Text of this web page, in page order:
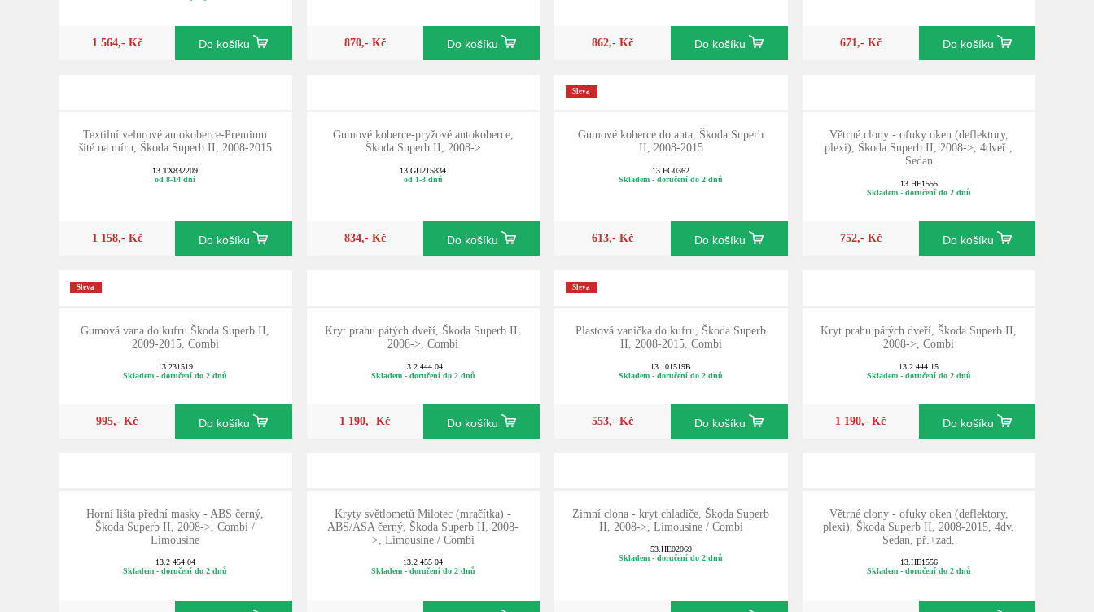
1 564,- Kč Do košíku 870,- Kč Do košíku 862,- Kč Do košíku 671,- Kč Do košíku
Textilní velurové autokoberce-Premium
šité na míru, Škoda Superb II, 2008-2015
13.TX832209
od 8-14 dní
1 158,- Kč Do košíku
Gumové koberce-pryžové autokoberce,
Škoda Superb II, 2008->
13.GU215834
od 1-3 dnů
834,- Kč Do košíku
Sleva
Gumové koberce do auta, Škoda Superb
II, 2008-2015
13.FG0362
Skladem - doručení do 2 dnů
613,- Kč Do košíku
Větrné clony - ofuky oken (deflektory,
plexi), Škoda Superb II, 2008->, 4dveř.,
Sedan
13.HE1555
Skladem - doručení do 2 dnů
752,- Kč Do košíku
Sleva
Gumová vana do kufru Škoda Superb II,
2009-2015, Combi
13.231519
Skladem - doručení do 2 dnů
995,- Kč Do košíku
Kryt prahu pátých dveří, Škoda Superb II,
2008->, Combi
13.2 444 04
Skladem - doručení do 2 dnů
1 190,- Kč Do košíku
Sleva
Plastová vanička do kufru, Škoda Superb
II, 2008-2015, Combi
13.101519B
Skladem - doručení do 2 dnů
553,- Kč Do košíku
Kryt prahu pátých dveří, Škoda Superb II,
2008->, Combi
13.2 444 15
Skladem - doručení do 2 dnů
1 190,- Kč Do košíku
Horní lišta přední masky - ABS černý,
Škoda Superb II, 2008->, Combi /
Limousine
13.2 454 04
Skladem - doručení do 2 dnů
Kryty světlometů Milotec (mračítka) -
ABS/ASA černý, Škoda Superb II, 2008-
>, Limousine / Combi
13.2 455 04
Skladem - doručení do 2 dnů
Zimní clona - kryt chladiče, Škoda Superb
II, 2008->, Limousine / Combi
53.HE02069
Skladem - doručení do 2 dnů
Větrné clony - ofuky oken (deflektory,
plexi), Škoda Superb II, 2008-2015, 4dv.
Sedan, př.+zad.
13.HE1556
Skladem - doručení do 2 dnů